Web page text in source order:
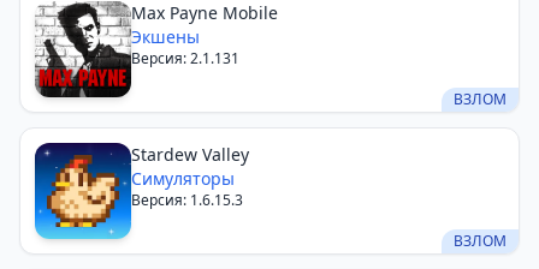
Max Payne Mobile
Экшены
Версия: 2.1.131
ВЗЛОМ
Stardew Valley
Симуляторы
Версия: 1.6.15.3
ВЗЛОМ